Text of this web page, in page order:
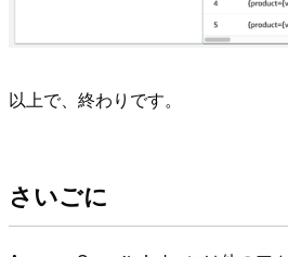
以上で、終わりです。
さいごに